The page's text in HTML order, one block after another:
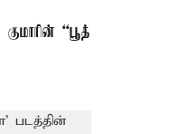
“பூத்